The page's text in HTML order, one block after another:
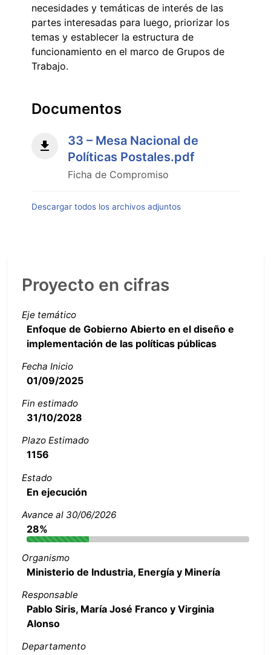
necesidades y temáticas de interés de las
partes interesadas para luego, priorizar los
temas y establecer la estructura de
funcionamiento en el marco de Grupos de
Trabajo.
Documentos
33 – Mesa Nacional de
Políticas Postales.pdf
Ficha de Compromiso
Descargar todos los archivos adjuntos
Proyecto en cifras
Eje temático
Enfoque de Gobierno Abierto en el diseño e
implementación de las políticas públicas
Fecha Inicio
01/09/2025
Fin estimado
31/10/2028
Plazo Estimado
1156
Estado
En ejecución
Avance al 30/06/2026
28%
Organismo
Ministerio de Industria, Energía y Minería
Responsable
Pablo Siris, María José Franco y Virginia
Alonso
Departamento